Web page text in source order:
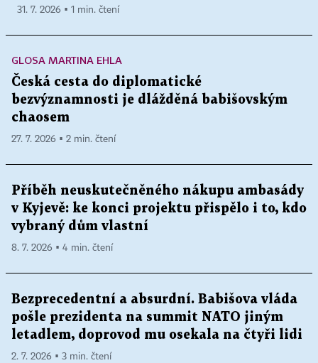
31. 7. 2026 ▪ 1 min. čtení
GLOSA MARTINA EHLA
Česká cesta do diplomatické
bezvýznamnosti je dlážděná babišovským
chaosem
27. 7. 2026 ▪ 2 min. čtení
Příběh neuskutečněného nákupu ambasády
v Kyjevě: ke konci projektu přispělo i to, kdo
vybraný dům vlastní
8. 7. 2026 ▪ 4 min. čtení
Bezprecedentní a absurdní. Babišova vláda
pošle prezidenta na summit NATO jiným
letadlem, doprovod mu osekala na čtyři lidi
2. 7. 2026 ▪ 3 min. čtení